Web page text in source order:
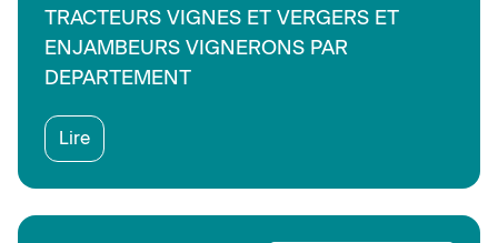
TRACTEURS VIGNES ET VERGERS ET
ENJAMBEURS VIGNERONS PAR
DEPARTEMENT
Lire